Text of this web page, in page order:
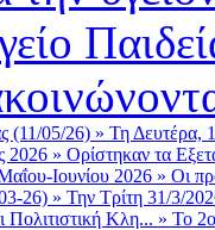
(11/05/26) » Τη Δευτέρα,
2026 » Ορίστηκαν τα
Ιουνίου 2026 » Οι
26) » Την Τρίτη 31/3/
Πολιτιστική Κλη... » Το